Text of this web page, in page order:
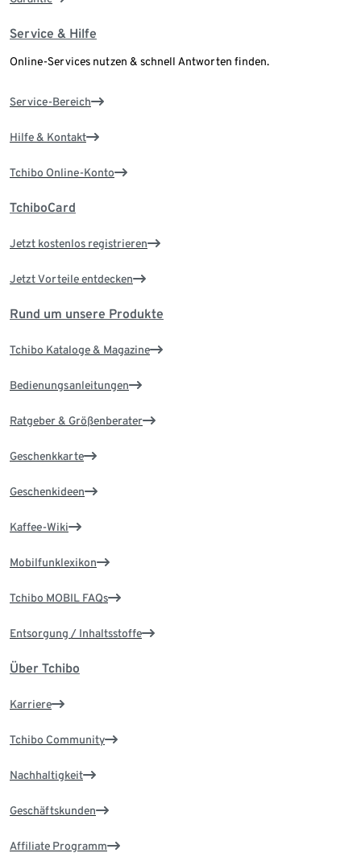
Service & Hilfe
Online-Services nutzen & schnell Antworten finden.
Service-Bereich
Hilfe & Kontakt
Tchibo Online-Konto
TchiboCard
Jetzt kostenlos registrieren
Jetzt Vorteile entdecken
Rund um unsere Produkte
Tchibo Kataloge & Magazine
Bedienungsanleitungen
Ratgeber & Größenberater
Geschenkkarte
Geschenkideen
Kaffee-Wiki
Mobilfunklexikon
Tchibo MOBIL FAQs
Entsorgung / Inhaltsstoffe
Über Tchibo
Karriere
Tchibo Community
Nachhaltigkeit
Geschäftskunden
Affiliate Programm